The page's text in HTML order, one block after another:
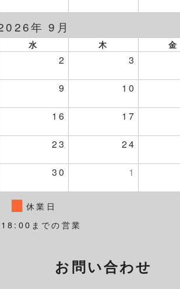
年 9月
水 木 金
2 3
9 10
16 17
23 24
30 1
休業日
18:00までの営業
お問い合わせ